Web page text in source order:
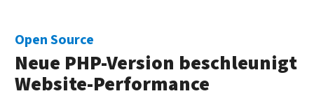
Open Source
Neue PHP-Version beschleunigt
Website-Performance